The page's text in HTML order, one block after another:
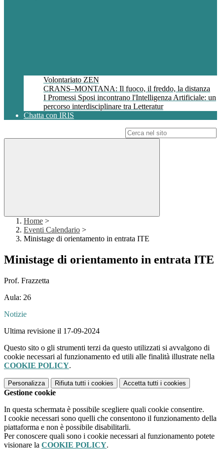
Volontariato ZEN
CRANS–MONTANA: Il fuoco, il freddo, la distanza
I Promessi Sposi incontrano l'Intelligenza Artificiale: un
percorso interdisciplinare tra Letteratur
Chatta con IRIS
Home >
Eventi Calendario >
Ministage di orientamento in entrata ITE
Ministage di orientamento in entrata ITE
Prof. Frazzetta
Aula: 26
Notizie
Ultima revisione il 17-09-2024
Questo sito o gli strumenti terzi da questo utilizzati si avvalgono di
cookie necessari al funzionamento ed utili alle finalità illustrate nella
COOKIE POLICY.
Personalizza Rifiuta tutti i cookies Accetta tutti i cookies
Gestione cookie
In questa schermata è possibile scegliere quali cookie consentire.
I cookie necessari sono quelli che consentono il funzionamento della
piattaforma e non è possibile disabilitarli.
Per conoscere quali sono i cookie necessari al funzionamento potete
visionare la COOKIE POLICY.